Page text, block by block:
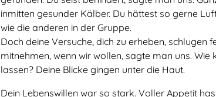
inmitten gesunder Kälber. Du hättest so gerne
wie die anderen in der Gruppe.
Doch deine Versuche, dich zu erheben, schlugen
mitnehmen, wenn wir wollen, sagte man uns. Wie
lassen? Deine Blicke gingen unter die Haut.
Dein Lebenswillen war so stark. Voller Appetit